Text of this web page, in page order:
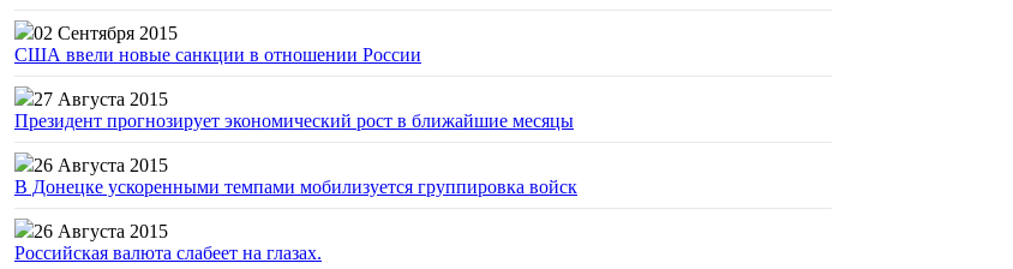
02 Сентября 2015
США ввели новые санкции в отношении России
27 Августа 2015
Президент прогнозирует экономический рост в ближайшие месяцы
26 Августа 2015
В Донецке ускоренными темпами мобилизуется группировка войск
26 Августа 2015
Российская валюта слабеет на глазах.